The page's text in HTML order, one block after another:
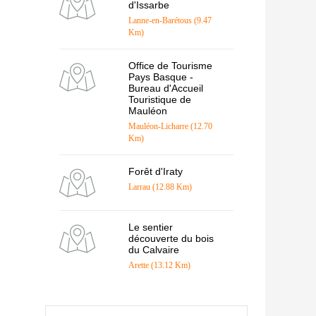
d'Issarbe
Lanne-en-Barétous (9.47
Km)
Office de Tourisme
Pays Basque -
Bureau d'Accueil
Touristique de
Mauléon
Mauléon-Licharre (12.70
Km)
Forêt d'Iraty
Larrau (12.88 Km)
Le sentier
découverte du bois
du Calvaire
Arette (13.12 Km)